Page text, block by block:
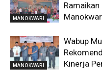
MANOKWARI
MANOKWARI
Wabup
Kinerja